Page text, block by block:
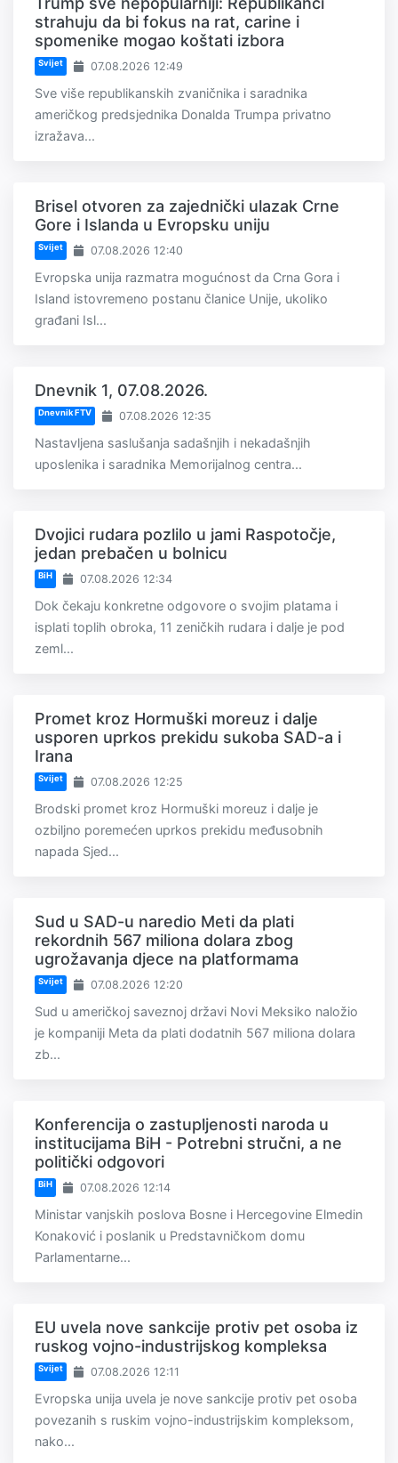
strahuju da bi fokus na rat, carine i
spomenike mogao koštati izbora
Svijet 07.08.2026 12:49
Sve više republikanskih zvaničnika i saradnika
američkog predsjednika Donalda Trumpa privatno
izražava...
Brisel otvoren za zajednički ulazak Crne
Gore i Islanda u Evropsku uniju
Svijet 07.08.2026 12:40
Evropska unija razmatra mogućnost da Crna Gora i
Island istovremeno postanu članice Unije, ukoliko
građani Isl...
Dnevnik 1, 07.08.2026.
Dnevnik FTV 07.08.2026 12:35
Nastavljena saslušanja sadašnjih i nekadašnjih
uposlenika i saradnika Memorijalnog centra...
Dvojici rudara pozlilo u jami Raspotočje,
jedan prebačen u bolnicu
BiH 07.08.2026 12:34
Dok čekaju konkretne odgovore o svojim platama i
isplati toplih obroka, 11 zeničkih rudara i dalje je pod
zeml...
Promet kroz Hormuški moreuz i dalje
usporen uprkos prekidu sukoba SAD-a i
Irana
Svijet 07.08.2026 12:25
Brodski promet kroz Hormuški moreuz i dalje je
ozbiljno poremećen uprkos prekidu međusobnih
napada Sjed...
Sud u SAD-u naredio Meti da plati
rekordnih 567 miliona dolara zbog
ugrožavanja djece na platformama
Svijet 07.08.2026 12:20
Sud u američkoj saveznoj državi Novi Meksiko naložio
je kompaniji Meta da plati dodatnih 567 miliona dolara
zb...
Konferencija o zastupljenosti naroda u
institucijama BiH - Potrebni stručni, a ne
politički odgovori
BiH 07.08.2026 12:14
Ministar vanjskih poslova Bosne i Hercegovine Elmedin
Konaković i poslanik u Predstavničkom domu
Parlamentarne...
EU uvela nove sankcije protiv pet osoba iz
ruskog vojno-industrijskog kompleksa
Svijet 07.08.2026 12:11
Evropska unija uvela je nove sankcije protiv pet osoba
povezanih s ruskim vojno-industrijskim kompleksom,
nako...